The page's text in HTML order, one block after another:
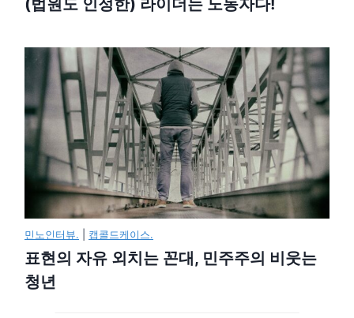
(법원도 인정한) 라이더는 노동자다!
민노인터뷰. 캡콜드케이스.
표현의 자유 외치는 꼰대, 민주주의 비웃는
청년